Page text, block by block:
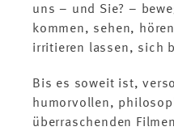
uns – und Sie? –
kommen, sehen,
irritieren lassen, sich
Bis es soweit ist,
humorvollen,
überraschenden